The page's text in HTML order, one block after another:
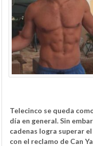
Telecinco se queda
día en general. Sin
cadenas logra superar
con el reclamo de Can